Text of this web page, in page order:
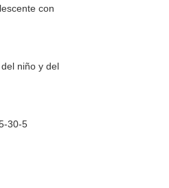
con
niño y del
30-5